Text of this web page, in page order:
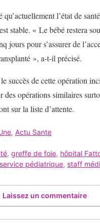
l’état de
stable. « Le bébé restera
jours pour s’assurer de
», a-t-il précisé.
succès de cette opération
des opérations similaires
sur la liste d’attente.
, Actu Sante
, greffe de foie, hôpital
service pédiatrique, staff
Laissez un commentaire